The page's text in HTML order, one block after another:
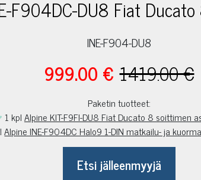
F904DC-DU8 Fiat
INE-F904-DU8
999.00 € 1419.00 €
Paketin tuotteet:
1 kplAlpine KIT-F9FI-DU8 Fiat Ducato 8 soittimen
Alpine INE-F904DC Halo9 1-DIN matkailu- ja
Etsi jälleenmyyjä